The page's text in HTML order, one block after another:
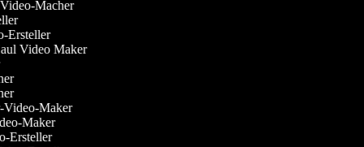
Macher
Ersteller
Video Maker
Video-Maker
Maker
Ersteller